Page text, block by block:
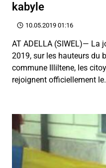
kabyle
10.05.2019 01:16
AT ADELLA (SIWEL)— La
2019, sur les hauteurs du
commune Illiltene, les
rejoignent officiellement